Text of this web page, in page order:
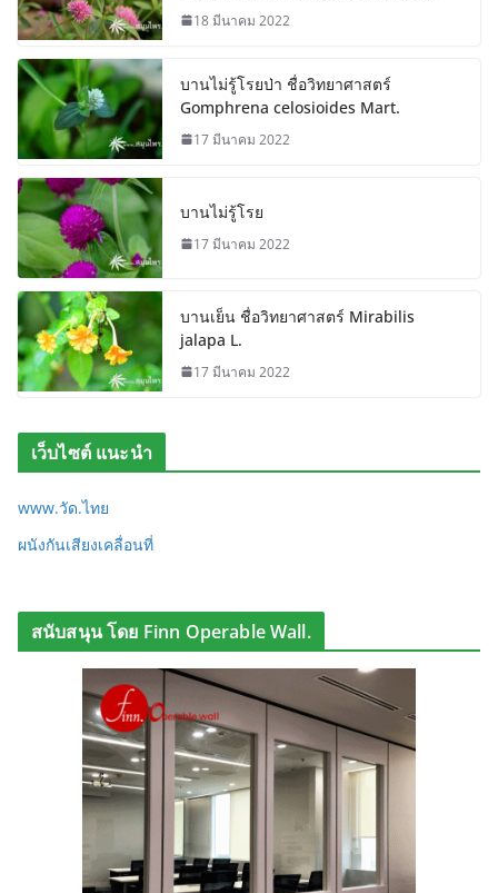
18 มีนาคม 2022
บานไม่รู้โรยป่า ชื่อวิทยาศาสตร์
Gomphrena celosioides Mart.
17 มีนาคม 2022
บานไม่รู้โรย
17 มีนาคม 2022
บานเย็น ชื่อวิทยาศาสตร์ Mirabilis
jalapa L.
17 มีนาคม 2022
เว็บไซต์ แนะนำ
www.วัด.ไทย
ผนังกันเสียงเคลื่อนที่
สนับสนุน โดย Finn Operable Wall.